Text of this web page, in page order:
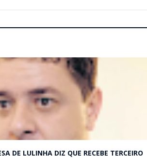
DE LULINHA DIZ QUE RECEBE TERCEIRO